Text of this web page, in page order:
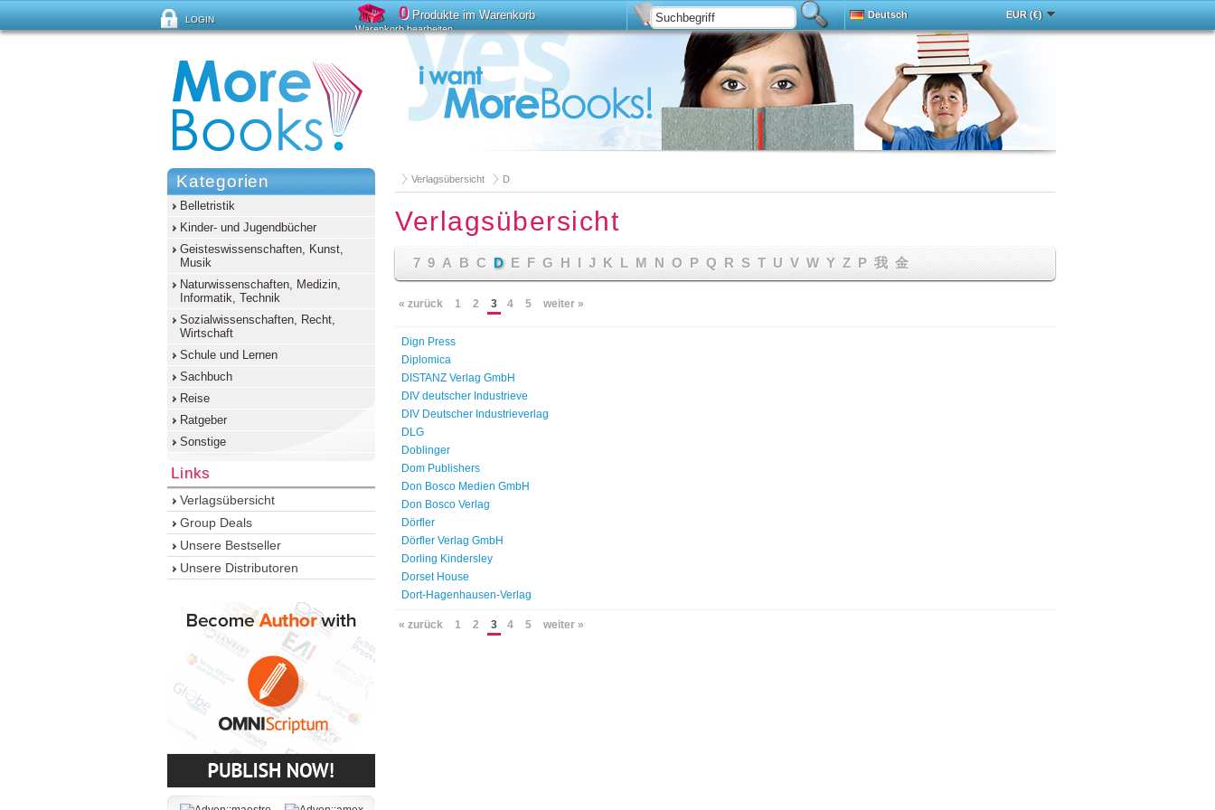
Verlagsübersicht D
Verlagsübersicht
7 9 A B C D E F G H I J K L M N O P Q R S T U V W Y Z Р 我 金
« zurück 1 2 3 4 5 weiter »
Dign Press
Diplomica
DISTANZ Verlag GmbH
DIV deutscher Industrieve
DIV Deutscher Industrieverlag
DLG
Doblinger
Dom Publishers
Don Bosco Medien GmbH
Don Bosco Verlag
Dörfler
Dörfler Verlag GmbH
Dorling Kindersley
Dorset House
Dort-Hagenhausen-Verlag
« zurück 1 2 3 4 5 weiter »
Kategorien
Belletristik
Kinder- und Jugendbücher
Geisteswissenschaften, Kunst,
Musik
Naturwissenschaften, Medizin,
Informatik, Technik
Sozialwissenschaften, Recht,
Wirtschaft
Schule und Lernen
Sachbuch
Reise
Ratgeber
Sonstige
Links
Verlagsübersicht
Group Deals
Unsere Bestseller
Unsere Distributoren
LOGIN
Passwort vergessen?
0Produkte im Warenkorb
Warenkorb bearbeiten
Installieren
Erweiterte Suche
Deutsch
Español
English
Magyar
Italy
Português
Русский
Türkçe
EUR (€)